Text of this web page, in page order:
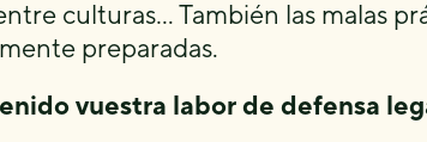
culturas… También las malas
preparadas.
vuestra labor de defensa